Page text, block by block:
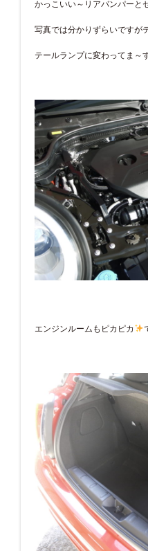
かっこいい～リアバンパーと
写真では分かりずらいですが
テールランプに変わってま～
エンジンルームもピカピカ